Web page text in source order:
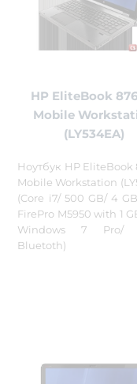
HP EliteBook
Mobile
(LY534EA)
Ноутбук HP EliteBook
Mobile Workstation
(Core i7/ 500 GB/ 4
FirePro M5950 with 1
Windows 7 Pro/
Bluetoth)